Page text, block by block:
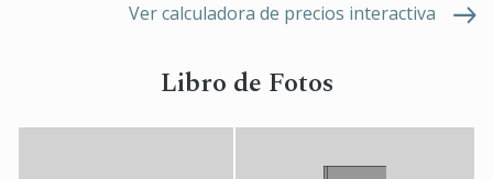
Ver calculadora de precios interactiva
Libro de Fotos